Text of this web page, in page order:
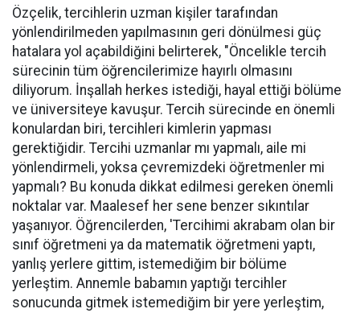
Özçelik, tercihlerin uzman kişiler tarafından
yönlendirilmeden yapılmasının geri dönülmesi güç
hatalara yol açabildiğini belirterek, "Öncelikle tercih
sürecinin tüm öğrencilerimize hayırlı olmasını
diliyorum. İnşallah herkes istediği, hayal ettiği bölüme
ve üniversiteye kavuşur. Tercih sürecinde en önemli
konulardan biri, tercihleri kimlerin yapması
gerektiğidir. Tercihi uzmanlar mı yapmalı, aile mi
yönlendirmeli, yoksa çevremizdeki öğretmenler mi
yapmalı? Bu konuda dikkat edilmesi gereken önemli
noktalar var. Maalesef her sene benzer sıkıntılar
yaşanıyor. Öğrencilerden, 'Tercihimi akrabam olan bir
sınıf öğretmeni ya da matematik öğretmeni yaptı,
yanlış yerlere gittim, istemediğim bir bölüme
yerleştim. Annemle babamın yaptığı tercihler
sonucunda gitmek istemediğim bir yere yerleştim,